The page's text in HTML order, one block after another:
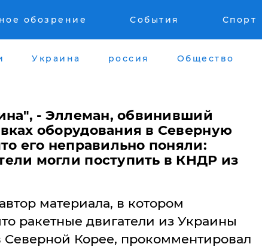
обозрение События Спорт
Украина россия Общество
- Эллеман, обвинивший
оборудования в Северную
его неправильно поняли:
могли поступить в КНДР из
материала, в котором
ракетные двигатели из Украины
Северной Корее, прокомментировал